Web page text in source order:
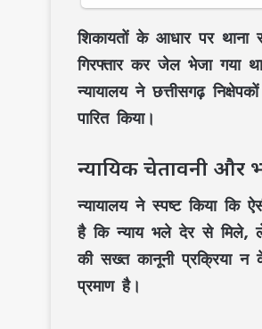
शिकायतों के आधार पर
गिरफ्तार कर जेल भेजा गया
न्यायालय ने छत्तीसगढ़
पारित किया।
न्यायिक चेतावनी और
न्यायालय ने स्पष्ट किया कि
है कि न्याय भले देर से मिले,
की सख्त कानूनी प्रक्रिया न
प्रमाण है।